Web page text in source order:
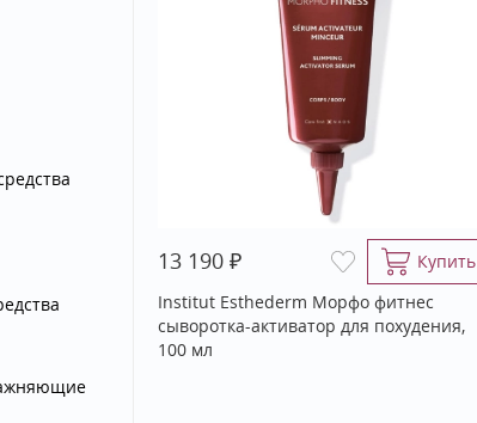
13 190 ₽
Купить
Institut Esthederm Морфо фитнес
сыворотка-активатор для похудения,
100 мл